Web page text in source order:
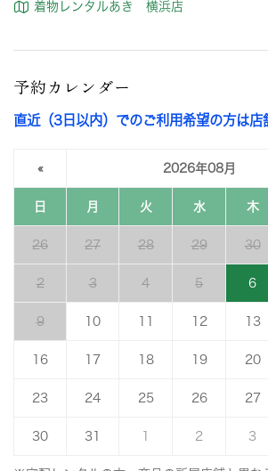
着物レンタルあき 横浜店
予約カレンダー
直近（3日以内）でのご利用希望の方は店
« 2026年08月
日 月 火 水 木
26 27 28 29 30
2 3 4 5 6
9 10 12 13
16 17 18 19 20
23 24 25 26 27
30 31 2 3